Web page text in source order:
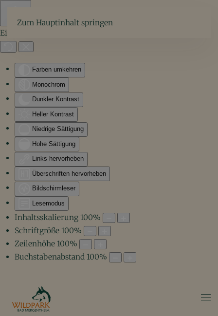
Eingabehilfen öffnen
Farben umkehren
Monochrom
Dunkler Kontrast
Heller Kontrast
Niedrige Sättigung
Hohe Sättigung
Links hervorheben
Überschriften hervorheben
Bildschirmleser
Lesemodus
Inhaltsskalierung 100%
Schriftgröße 100%
Zeilenhöhe 100%
Buchstabenabstand 100%
Zum Hauptinhalt springen